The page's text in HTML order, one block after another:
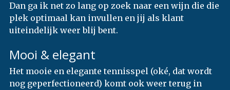
Dan ga ik net zo lang op zoek naar een wijn die die
plek optimaal kan invullen en jij als klant
uiteindelijk weer blij bent.
Mooi & elegant
Het mooie en elegante tennisspel (oké, dat wordt
nog geperfectioneerd) komt ook weer terug in